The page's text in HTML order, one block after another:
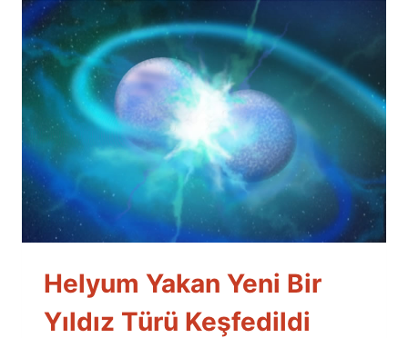
Helyum Yakan Yeni Bir
Yıldız Türü Keşfedildi